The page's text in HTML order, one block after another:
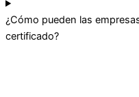
¿Cómo pueden las
certificado?